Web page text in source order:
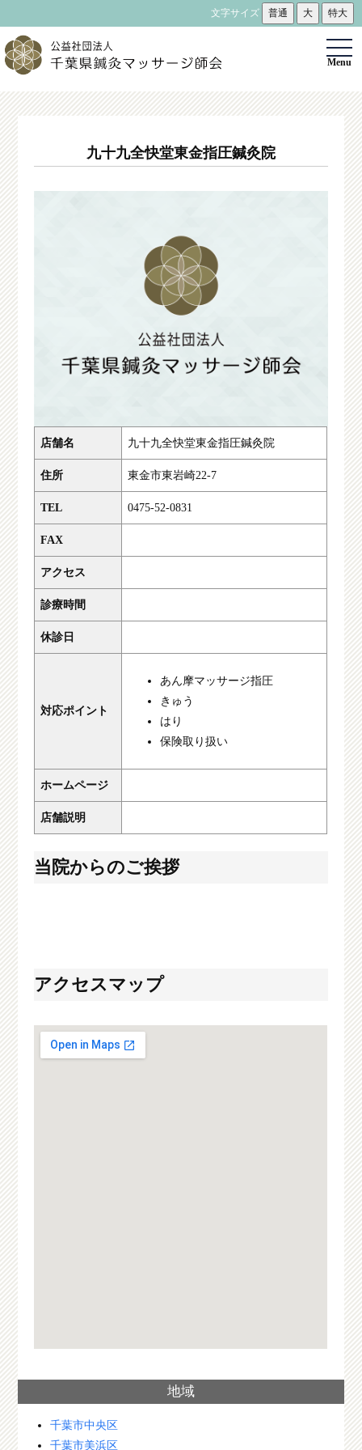
Menu
文字サイズ 普通 大 特大
九十九全快堂東金指圧鍼灸院
店舗名 九十九全快堂東金指圧鍼灸院
住所 東金市東岩崎22-7
TEL 0475-52-0831
FAX
アクセス
診療時間
休診日
対応ポイント
あん摩マッサージ指圧
きゅう
はり
保険取り扱い
ホームページ
店舗説明
当院からのご挨拶
アクセスマップ
地域
千葉市中央区
千葉市美浜区